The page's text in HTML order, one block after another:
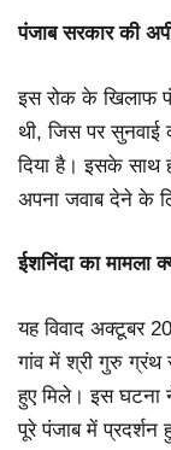
पंजाब सरकार की
इस रोक के खिलाफ
थी, जिस पर सुनवाई
दिया है। इसके साथ
अपना जवाब देने के
ईशनिंदा का मामला
यह विवाद अक्टूबर
गांव में श्री गुरु ग्रंथ
हुए मिले। इस घटना
पूरे पंजाब में प्रदर्शन